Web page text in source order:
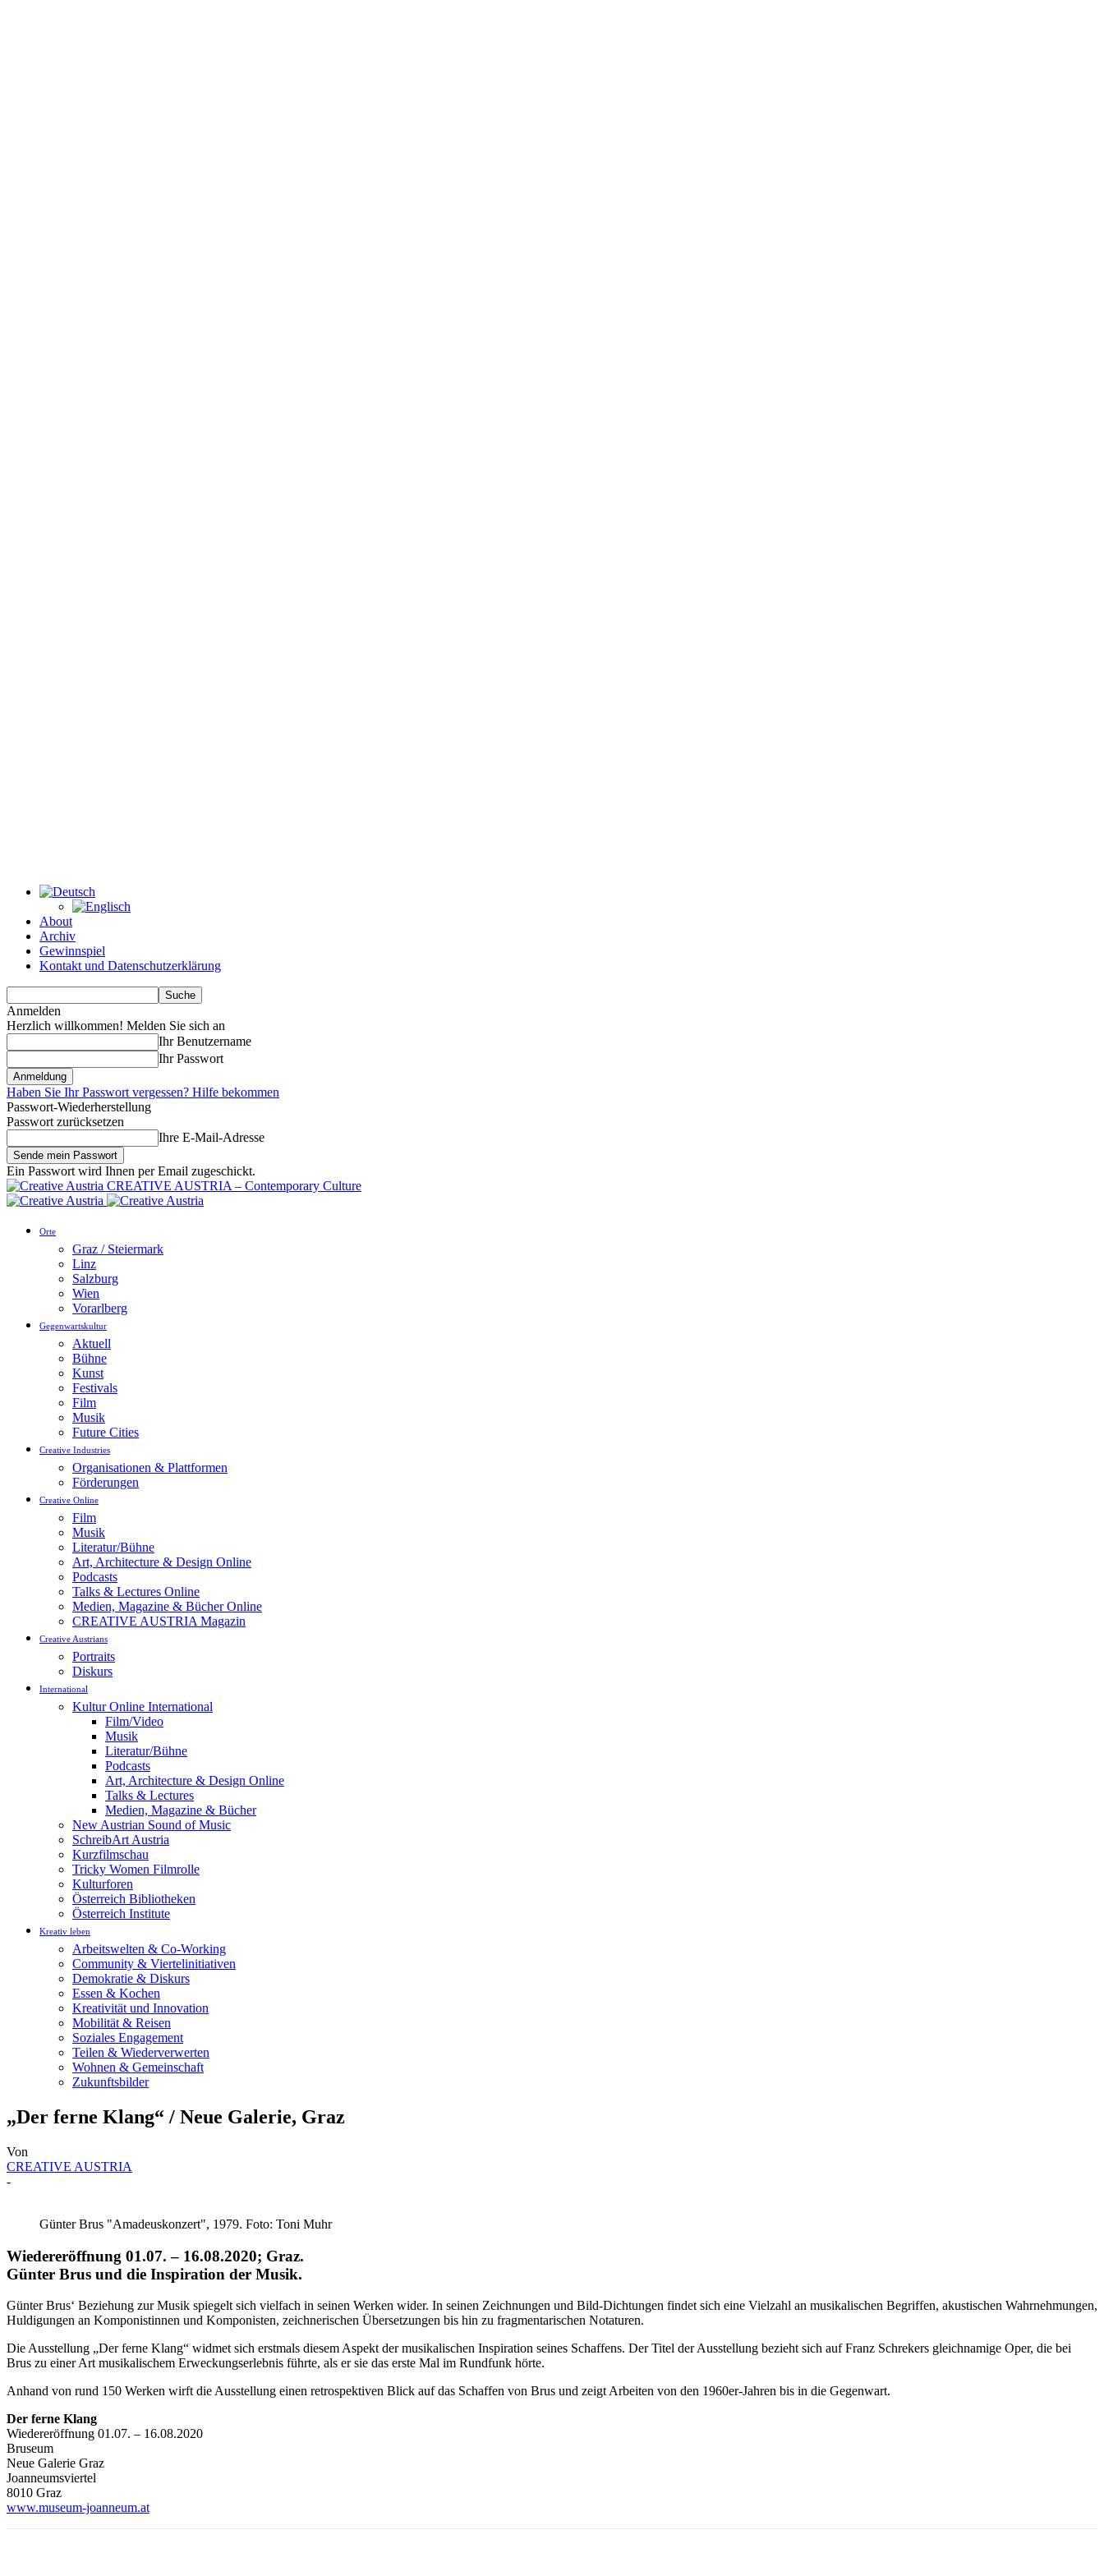
About
Archiv
Gewinnspiel
Kontakt und Datenschutzerklärung
Anmelden
Herzlich willkommen! Melden Sie sich an
Ihr Benutzername
Ihr Passwort
Haben Sie Ihr Passwort vergessen? Hilfe bekommen
Passwort-Wiederherstellung
Passwort zurücksetzen
Ihre E-Mail-Adresse
Ein Passwort wird Ihnen per Email zugeschickt.
CREATIVE AUSTRIA – Contemporary Culture
Orte
Graz / Steiermark
Linz
Salzburg
Wien
Vorarlberg
Gegenwartskultur
Aktuell
Bühne
Kunst
Festivals
Film
Musik
Future Cities
Creative Industries
Organisationen & Plattformen
Förderungen
Creative Online
Film
Musik
Literatur/Bühne
Art, Architecture & Design Online
Podcasts
Talks & Lectures Online
Medien, Magazine & Bücher Online
CREATIVE AUSTRIA Magazin
Creative Austrians
Portraits
Diskurs
International
Kultur Online International
Film/Video
Musik
Literatur/Bühne
Podcasts
Art, Architecture & Design Online
Talks & Lectures
Medien, Magazine & Bücher
New Austrian Sound of Music
SchreibArt Austria
Kurzfilmschau
Tricky Women Filmrolle
Kulturforen
Österreich Bibliotheken
Österreich Institute
Kreativ leben
Arbeitswelten & Co-Working
Community & Viertelinitiativen
Demokratie & Diskurs
Essen & Kochen
Kreativität und Innovation
Mobilität & Reisen
Soziales Engagement
Teilen & Wiederverwerten
Wohnen & Gemeinschaft
Zukunftsbilder
„Der ferne Klang“ / Neue Galerie, Graz
Von
CREATIVE AUSTRIA
-
Günter Brus "Amadeuskonzert", 1979. Foto: Toni Muhr
Wiedereröffnung 01.07. – 16.08.2020; Graz.
Günter Brus und die Inspiration der Musik.
Günter Brus‘ Beziehung zur Musik spiegelt sich vielfach in seinen Werken wider. In seinen Zeichnungen und Bild-Dichtungen findet sich eine Vielzahl an musikalischen Begriffen, akustischen Wahrnehmungen,
Huldigungen an Komponistinnen und Komponisten, zeichnerischen Übersetzungen bis hin zu fragmentarischen Notaturen.
Die Ausstellung „Der ferne Klang“ widmet sich erstmals diesem Aspekt der musikalischen Inspiration seines Schaffens. Der Titel der Ausstellung bezieht sich auf Franz Schrekers gleichnamige Oper, die bei
Brus zu einer Art musikalischem Erweckungserlebnis führte, als er sie das erste Mal im Rundfunk hörte.
Anhand von rund 150 Werken wirft die Ausstellung einen retrospektiven Blick auf das Schaffen von Brus und zeigt Arbeiten von den 1960er-Jahren bis in die Gegenwart.
Der ferne Klang
Wiedereröffnung 01.07. – 16.08.2020
Bruseum
Neue Galerie Graz
Joanneumsviertel
8010 Graz
www.museum-joanneum.at